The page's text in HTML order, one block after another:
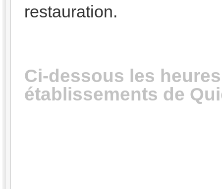
restauration.
Ci-dessous les
établissements de